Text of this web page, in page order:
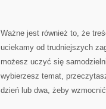
Ważne jest również to, że
uciekamy od trudniejszych
możesz uczyć się
wybierzesz temat,
dzień lub dwa, żeby